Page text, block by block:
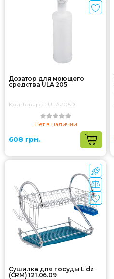
Дозатор для моющего
средства ULA 205
Код Товара:: ULA205D
Нет в наличии
608 грн.
Сушилка для посуды Lidz
(CRM) 121.06.09